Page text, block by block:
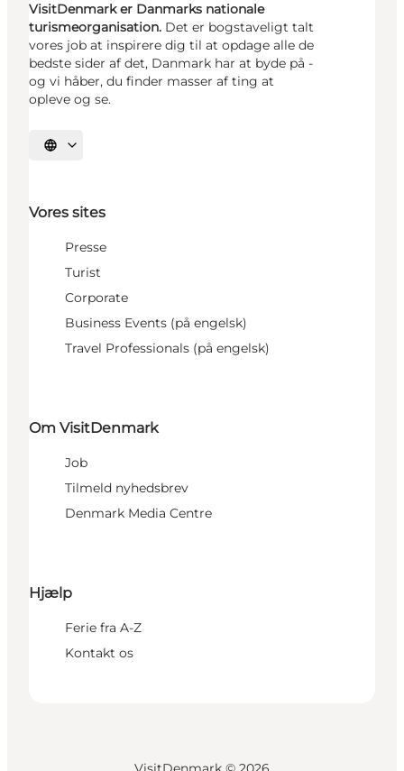
VisitDenmark er Danmarks nationale
turismeorganisation. Det er bogstaveligt talt
vores job at inspirere dig til at opdage alle de
bedste sider af det, Danmark har at byde på -
og vi håber, du finder masser af ting at
opleve og se.
Vælg sprog
Vores sites
Presse
Turist
Corporate
Business Events (på engelsk)
Travel Professionals (på engelsk)
Om VisitDenmark
Job
Tilmeld nyhedsbrev
Denmark Media Centre
Hjælp
Ferie fra A-Z
Kontakt os